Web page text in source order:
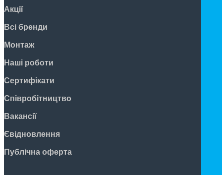
Акції
Всі бренди
Монтаж
Наші роботи
Сертифікати
Співробітництво
Вакансії
Євідновлення
Публічна оферта